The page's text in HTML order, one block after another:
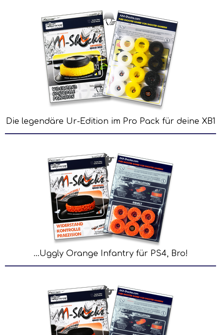
Die legendäre Ur-Edition im Pro Pack für deine XB1
...Uggly Orange Infantry für PS4, Bro!